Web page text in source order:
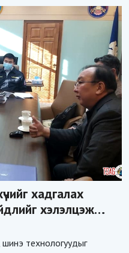
хадгалах
хэлэлцэж
технологуудыг